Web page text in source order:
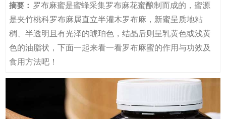
摘要： 罗布麻蜜是蜜蜂采集罗布麻花蜜酿制而成的，蜜源
是夹竹桃科罗布麻属直立半灌木罗布麻，新蜜呈质地粘
稠、半透明且有光泽的琥珀色，结晶后则呈乳黄色或浅黄
色的油脂状，下面一起来看一看罗布麻蜜的作用与功效及
食用方法吧！